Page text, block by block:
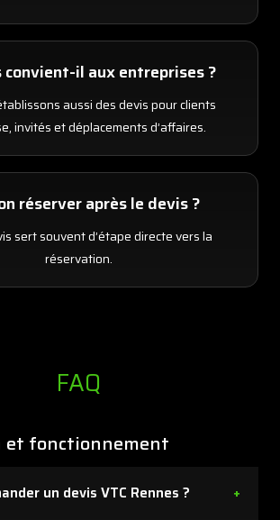
convient-il aux entreprises ?
aussi des devis pour clients
invités et déplacements d’affaires.
réserver après le devis ?
sert souvent d’étape directe vers la
réservation.
FAQ
et fonctionnement
un devis VTC Rennes ?